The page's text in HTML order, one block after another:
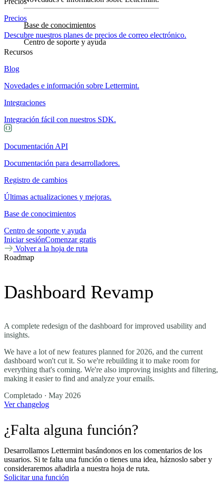
Base de conocimientos
Centro de soporte y ayuda
Precios
Descubre nuestros planes de precios de correo electrónico.
Recursos
Blog
Novedades e información sobre Lettermint.
Integraciones
Integración fácil con nuestros SDK.
Documentación API
Documentación para desarrolladores.
Registro de cambios
Últimas actualizaciones y mejoras.
Base de conocimientos
Centro de soporte y ayuda
Iniciar sesiónComenzar gratis
Volver a la hoja de ruta
Roadmap
Dashboard Revamp
A complete redesign of the dashboard for improved usability and
insights.
We have a lot of new features planned for 2026, and the current
dashboard won't cut it. So we're rebuilding it to make room for
everything that's coming. We're also improving insights and filtering,
making it easier to find and analyze your emails.
Completado · May 2026
Ver changelog
¿Falta alguna función?
Desarrollamos Lettermint basándonos en los comentarios de los
usuarios. Si te falta una función o tienes una idea, háznoslo saber y
consideraremos añadirla a nuestra hoja de ruta.
Solicitar una función